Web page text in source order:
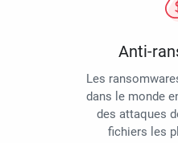
Anti-
Les
dans le monde
des attaques
fichiers les